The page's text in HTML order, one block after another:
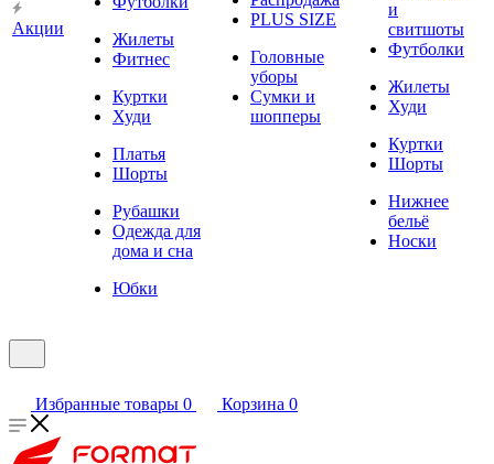
Акции
Жилеты
Фитнес
Куртки
Худи
Платья
Шорты
Рубашки
Одежда для
дома и сна
Юбки
PLUS SIZE
Головные
уборы
Сумки и
шопперы
и
свитшоты
Футболки
Жилеты
Худи
Куртки
Шорты
Нижнее
бельё
Носки
Избранные товары 0 Корзина 0